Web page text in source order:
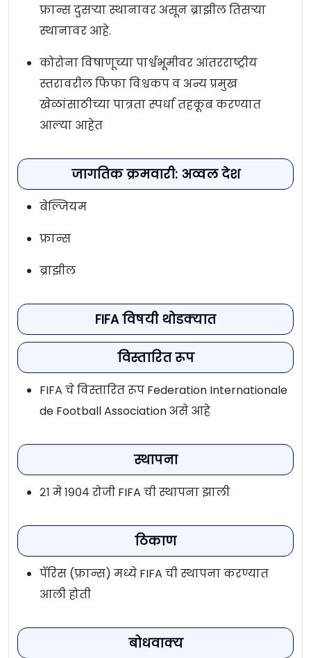
फ्रान्स दुसर्‍या स्थानावर असून ब्राझील तिसर्‍या
स्थानावर आहे.
कोरोना विषाणूच्या पार्श्वभूमीवर आंतरराष्ट्रीय
स्तरावरील फिफा विश्वकप व अन्य प्रमुख
खेळांसाठीच्या पात्रता स्पर्धा तहकूब करण्यात
आल्या आहेत
जागतिक क्रमवारी: अव्वल देश
बेल्जियम
फ्रान्स
ब्राझील
FIFA विषयी थोडक्यात
विस्तारित रूप
FIFA चे विस्तारित रूप Federation Internationale
de Football Association असे आहे
स्थापना
२१ मे १९०४ रोजी FIFA ची स्थापना झाली
ठिकाण
पॅरिस (फ्रान्स) मध्ये FIFA ची स्थापना करण्यात
आली होती
बोधवाक्य